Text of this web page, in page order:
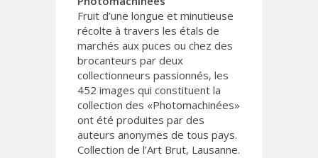
Fruit d’une longue et minutieuse
récolte à travers les étals de
marchés aux puces ou chez des
brocanteurs par deux
collectionneurs passionnés, les
452 images qui constituent la
collection des «Photomachinées»
ont été produites par des
auteurs anonymes de tous pays.
Collection de l’Art Brut, Lausanne.